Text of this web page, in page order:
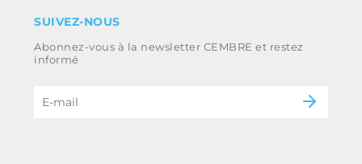
Whistleblowing
Code d’éthique et politique anti-corruption
du groupe
Énergie
B2B Disclaimer
SUIVEZ-NOUS
Abonnez-vous à la newsletter CEMBRE et restez
informé